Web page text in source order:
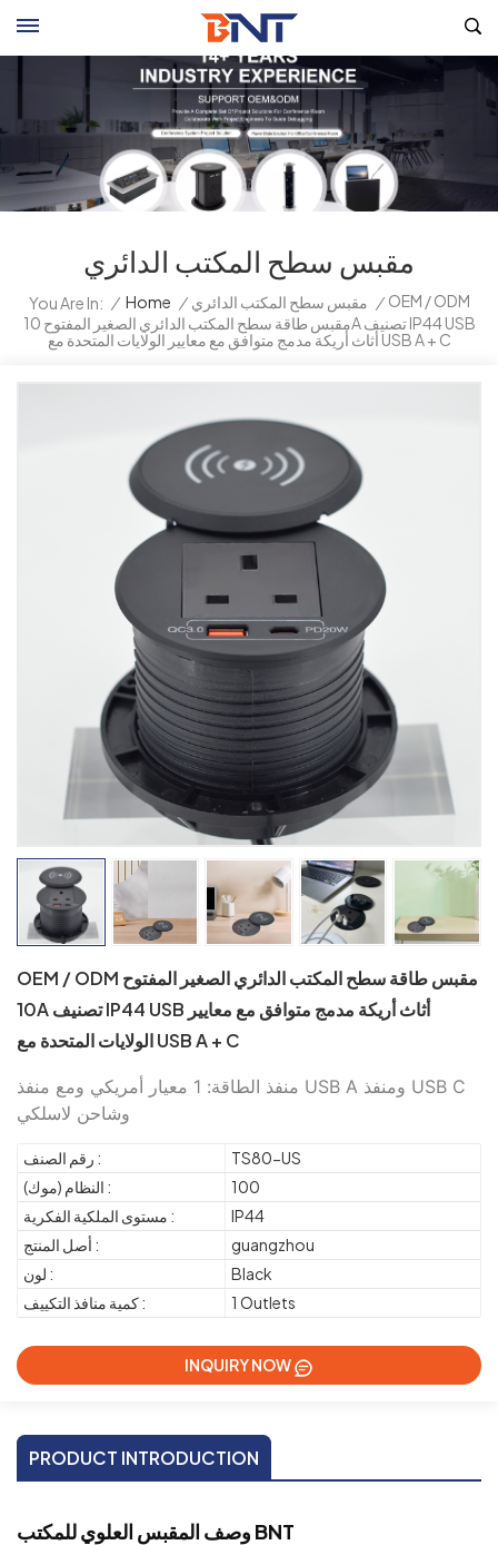
مقبس سطح المكتب الدائري
You Are In: / Home / مقبس سطح المكتب الدائري / OEM / ODM
مقبس طاقة سطح المكتب الدائري الصغير المفتوح 10A تصنيف IP44 USB
أثاث أريكة مدمج متوافق مع معايير الولايات المتحدة مع USB A + C
OEM / ODM مقبس طاقة سطح المكتب الدائري الصغير المفتوح
10A تصنيف IP44 USB أثاث أريكة مدمج متوافق مع معايير
الولايات المتحدة مع USB A + C
منفذ الطاقة: 1 معيار أمريكي ومع منفذ USB A ومنفذ USB C
وشاحن لاسلكي
رقم الصنف :
TS80-US
النظام (موك) :
100
مستوى الملكية الفكرية :
IP44
أصل المنتج :
guangzhou
لون :
Black
كمية منافذ التكييف :
1 Outlets
INQUIRY NOW
PRODUCT INTRODUCTION
وصف المقبس العلوي للمكتب BNT